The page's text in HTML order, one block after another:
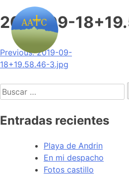
2019-09-
Navegación
de
entradas
Previous: 2019-09-
18+19.58.46-3.jpg
Buscar:
Entradas recientes
Playa de Andrin
En mi despacho
Fotos castillo